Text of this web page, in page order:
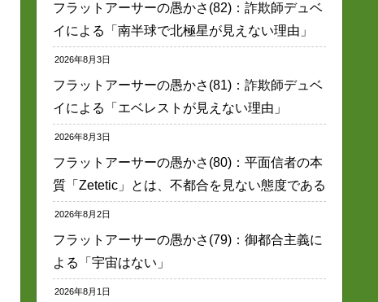
フラットアーサーの愚かさ(82)：詐欺師デュベ
イによる「南半球で北極星が見えない理由」
2026年8月3日
フラットアーサーの愚かさ(81)：詐欺師デュベ
イによる「エベレストが見えない理由」
2026年8月3日
フラットアーサーの愚かさ(80)：平面信者の本
質「Zetetic」とは、不都合を見ない態度である
2026年8月2日
フラットアーサーの愚かさ(79)：御都合主義に
よる「宇宙はない」
2026年8月1日